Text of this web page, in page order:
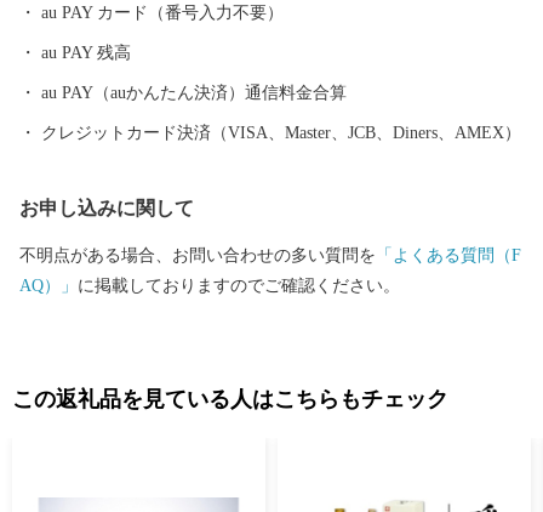
au PAY カード（番号入力不要）
au PAY 残高
au PAY（auかんたん決済）通信料金合算
クレジットカード決済（VISA、Master、JCB、Diners、AMEX）
お申し込みに関して
不明点がある場合、お問い合わせの多い質問を 「よくある質問（F
AQ）」 に掲載しておりますのでご確認ください。
この返礼品を見ている人はこちらもチェック